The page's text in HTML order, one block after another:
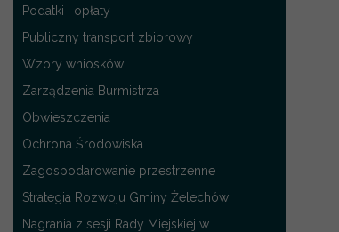
Podatki i opłaty
Publiczny transport zbiorowy
Wzory wniosków
Zarządzenia Burmistrza
Obwieszczenia
Ochrona Środowiska
Zagospodarowanie przestrzenne
Strategia Rozwoju Gminy Żelechów
Nagrania z sesji Rady Miejskiej w